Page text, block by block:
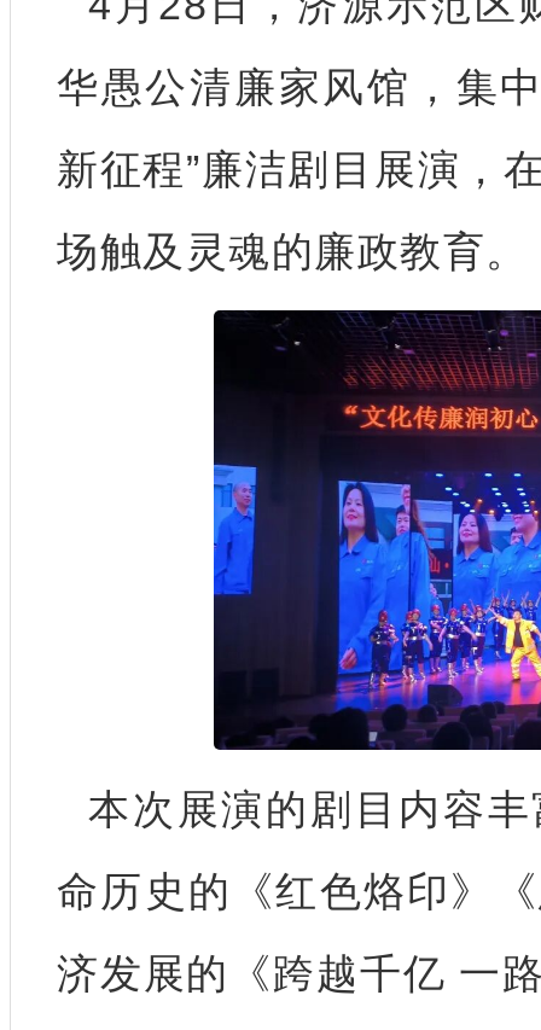
华愚公清廉家风馆，集
新征程”廉洁剧目展演，
场触及灵魂的廉政教育。
本次展演的剧目内容
命历史的《红色烙印》
济发展的《跨越千亿 一